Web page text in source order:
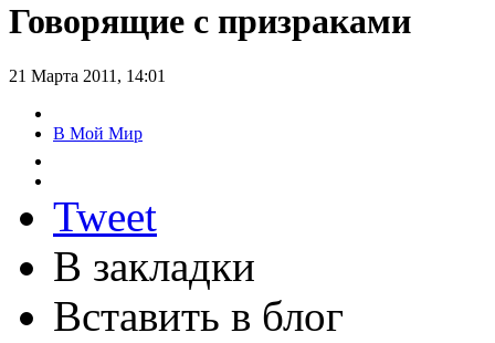
Говорящие с призраками
21 Марта 2011, 14:01
В Мой Мир
Tweet
В закладки
Вставить в блог